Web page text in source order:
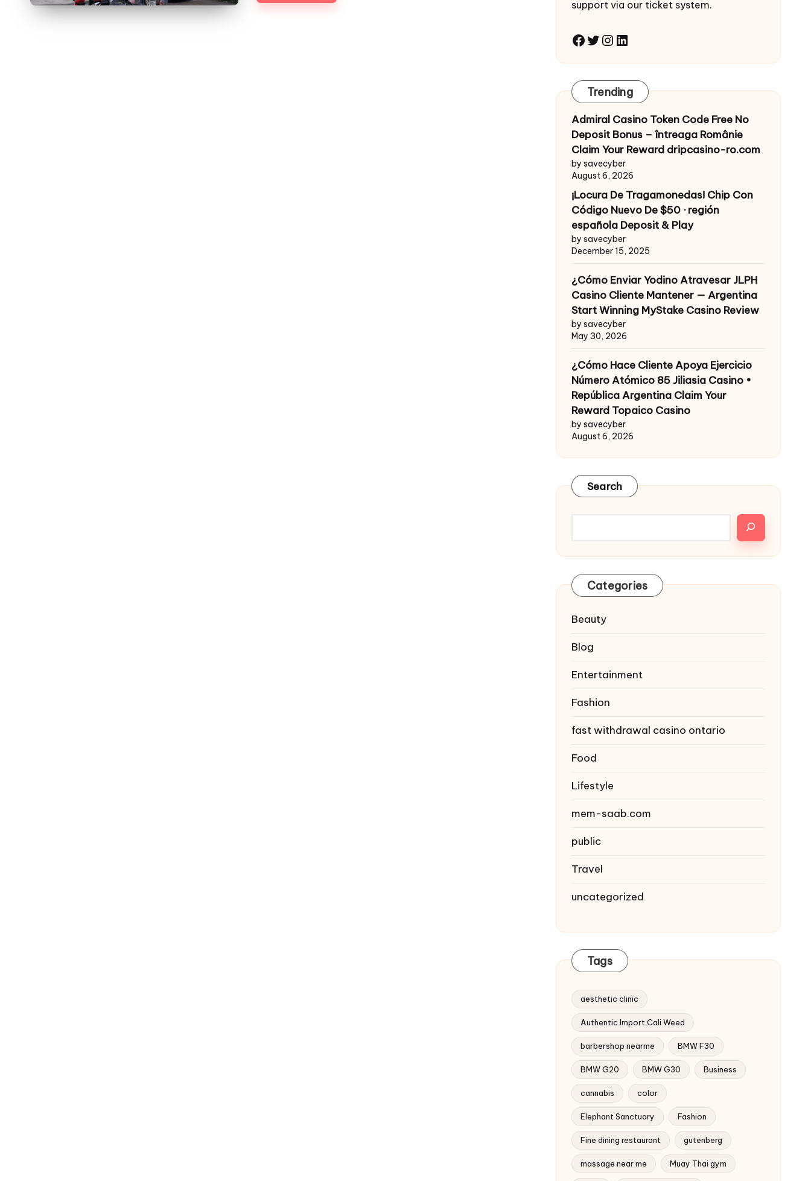
support via our ticket system.
Facebook
Twitter
Instagram
LinkedIn
Trending
Admiral Casino Token Code Free No
Deposit Bonus – întreaga Românie
Claim Your Reward dripcasino-ro.com
by savecyber
August 6, 2026
¡Locura De Tragamonedas! Chip Con
Código Nuevo De $50 · región
española Deposit & Play
by savecyber
December 15, 2025
¿Cómo Enviar Yodino Atravesar JLPH
Casino Cliente Mantener — Argentina
Start Winning MyStake Casino Review
by savecyber
May 30, 2026
¿Cómo Hace Cliente Apoya Ejercicio
Número Atómico 85 Jiliasia Casino •
República Argentina Claim Your
Reward Topaico Casino
by savecyber
August 6, 2026
Search
Categories
Beauty
Blog
Entertainment
Fashion
fast withdrawal casino ontario
Food
Lifestyle
mem-saab.com
public
Travel
uncategorized
Tags
aesthetic clinic
Authentic Import Cali Weed
barbershop nearme BMW F30
BMW G20 BMW G30 Business
cannabis color
Elephant Sanctuary Fashion
Fine dining restaurant gutenberg
massage near me Muay Thai gym